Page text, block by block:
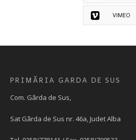
VIMEO
PRIMĂRIA GARDA DE SUS
Com. Gârda de Sus,
Sat Gârda de Sus nr. 46a, Judet Alba